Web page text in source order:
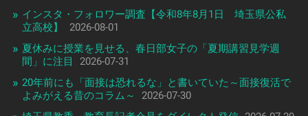
インスタ・フォロワー調査【令和8年8月1日 埼玉県公私
立高校】
2026-08-01
夏休みに授業を見せる、春日部女子の「夏期講習見学週
間」に注目
2026-07-31
20年前にも「面接は恐れるな」と書いていた～面接復活で
よみがえる昔のコラム～
2026-07-30